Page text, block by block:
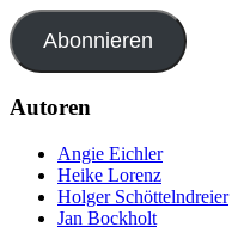
Abonnieren
Autoren
Angie Eichler
Heike Lorenz
Holger Schöttelndreier
Jan Bockholt